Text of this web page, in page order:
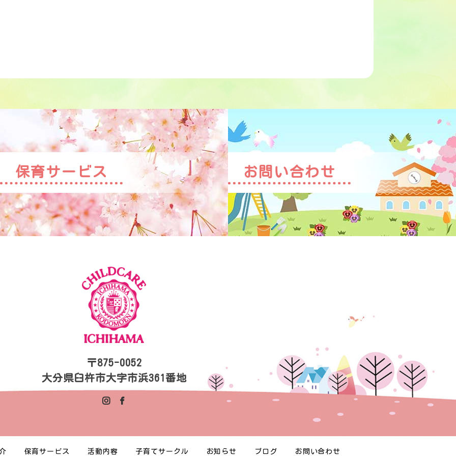
保育サービス お問い合わせ
〒875-0052
大分県臼杵市大字市浜361番地
保育サービス 活動内容 子育てサークル お知らせ ブログ お問い合わせ